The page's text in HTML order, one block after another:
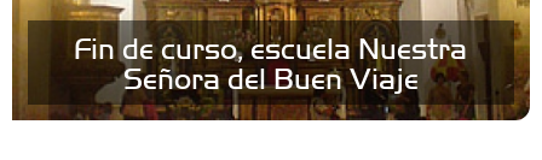
Fin de curso, escuela Nuestra
Señora del Buen Viaje